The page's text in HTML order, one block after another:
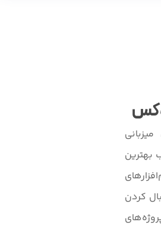
بهترین
کردن